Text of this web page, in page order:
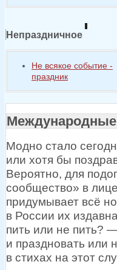
Непраздничное
Не всякое событие -
праздник
Международные
Модно стало
или хотя бы
Вероятно, для
сообщество» в лице
придумывает всё
в России их издавна
пить или не пить?
и праздновать или
в стихах на этот